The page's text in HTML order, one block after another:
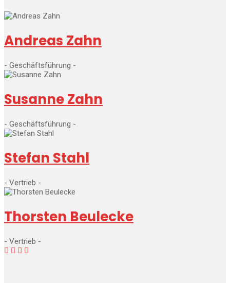
Andreas Zahn
- Geschäftsführung -
Susanne Zahn
- Geschäftsführung -
Stefan Stahl
- Vertrieb -
Thorsten Beulecke
- Vertrieb -